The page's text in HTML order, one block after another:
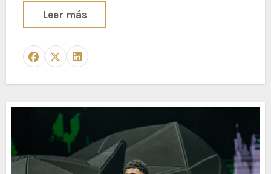
Leer más